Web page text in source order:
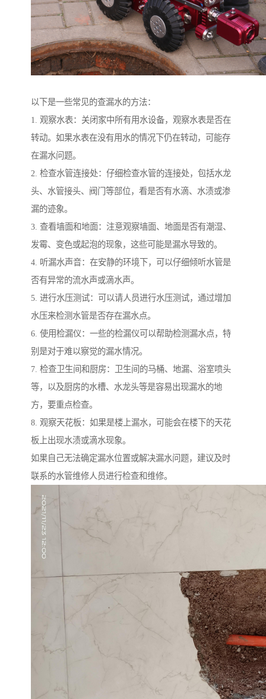
以下是一些常见的查漏水的方法：
1. 观察水表：关闭家中所有用水设备，观察水表是否在
转动。如果水表在没有用水的情况下仍在转动，可能存
在漏水问题。
2. 检查水管连接处：仔细检查水管的连接处，包括水龙
头、水管接头、阀门等部位，看是否有水滴、水渍或渗
漏的迹象。
3. 查看墙面和地面：注意观察墙面、地面是否有潮湿、
发霉、变色或起泡的现象，这些可能是漏水导致的。
4. 听漏水声音：在安静的环境下，可以仔细倾听水管是
否有异常的流水声或滴水声。
5. 进行水压测试：可以请人员进行水压测试，通过增加
水压来检测水管是否存在漏水点。
6. 使用检漏仪：一些的检漏仪可以帮助检测漏水点，特
别是对于难以察觉的漏水情况。
7. 检查卫生间和厨房：卫生间的马桶、地漏、浴室喷头
等，以及厨房的水槽、水龙头等是容易出现漏水的地
方，要重点检查。
8. 观察天花板：如果是楼上漏水，可能会在楼下的天花
板上出现水渍或滴水现象。
如果自己无法确定漏水位置或解决漏水问题，建议及时
联系的水管维修人员进行检查和维修。